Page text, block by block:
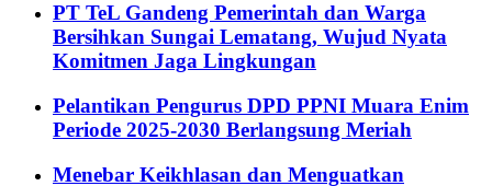
PT TeL Gandeng Pemerintah dan Warga
Bersihkan Sungai Lematang, Wujud Nyata
Komitmen Jaga Lingkungan
Pelantikan Pengurus DPD PPNI Muara Enim
Periode 2025-2030 Berlangsung Meriah
Menebar Keikhlasan dan Menguatkan